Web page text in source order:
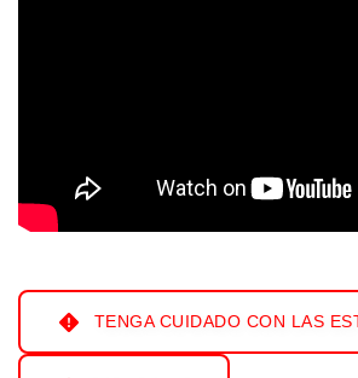
TENGA CUIDADO CON LAS